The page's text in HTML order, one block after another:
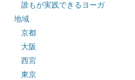
誰もが実践できるヨーガ
地域
京都
大阪
西宮
東京